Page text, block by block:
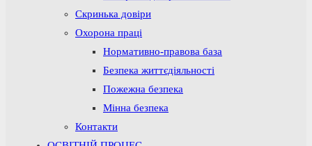
Скринька довіри
Охорона праці
Нормативно-правова база
Безпека життєдіяльності
Пожежна безпека
Мінна безпека
Контакти